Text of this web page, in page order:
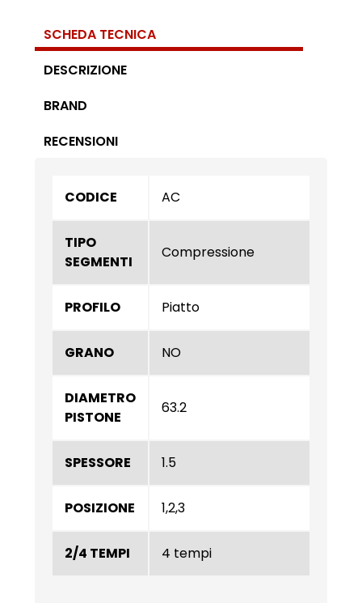
SCHEDA TECNICA
DESCRIZIONE
BRAND
RECENSIONI
CODICE AC
TIPO
SEGMENTI
Compressione
PROFILO Piatto
GRANO NO
DIAMETRO
PISTONE
63.2
SPESSORE 1.5
POSIZIONE 1,2,3
2/4 TEMPI 4 tempi